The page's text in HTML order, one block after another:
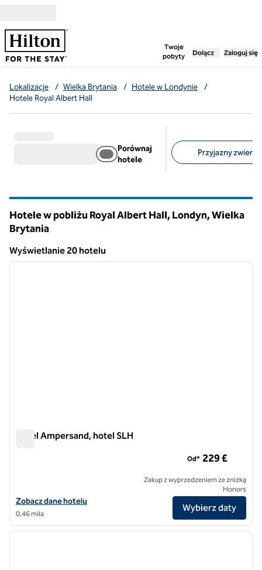
Twoje
pobyty
,otwiera nową
Dołącz Zaloguj się
Lokalizacje / Wielka Brytania / Hotele w Londynie
/
Hotele Royal Albert Hall
Porównaj
hotele
Przyjazny
Hotele w pobliżu Royal Albert Hall, Londyn, Wielka
Brytania
Wyświetlanie 20 hotelu
Wyświetlanie 20 hotelu
Hotel Ampersand, hotel SLH
Zobacz szczegóły hotelu The Ampersand Hotel, SLH Hotel
Zobacz dane hotelu
0,46 mila
Od* 229 £
Zakup z wyprzedzeniem ze zniżką
Honors
Wybierz daty
1/12
1 z 12